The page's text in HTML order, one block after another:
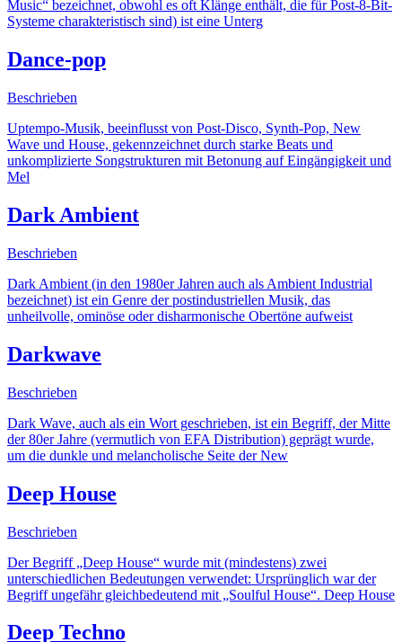
Music“ bezeichnet, obwohl es oft Klänge enthält, die für Post-8-Bit-
Systeme charakteristisch sind) ist eine Unterg
Dance-pop
Beschrieben
Uptempo-Musik, beeinflusst von Post-Disco, Synth-Pop, New
Wave und House, gekennzeichnet durch starke Beats und
unkomplizierte Songstrukturen mit Betonung auf Eingängigkeit und
Mel
Dark Ambient
Beschrieben
Dark Ambient (in den 1980er Jahren auch als Ambient Industrial
bezeichnet) ist ein Genre der postindustriellen Musik, das
unheilvolle, ominöse oder disharmonische Obertöne aufweist
Darkwave
Beschrieben
Dark Wave, auch als ein Wort geschrieben, ist ein Begriff, der Mitte
der 80er Jahre (vermutlich von EFA Distribution) geprägt wurde,
um die dunkle und melancholische Seite der New
Deep House
Beschrieben
Der Begriff „Deep House“ wurde mit (mindestens) zwei
unterschiedlichen Bedeutungen verwendet: Ursprünglich war der
Begriff ungefähr gleichbedeutend mit „Soulful House“. Deep House
Deep Techno